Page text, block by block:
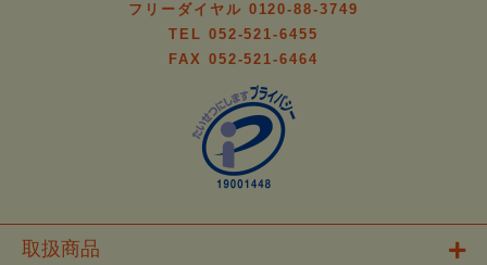
フリーダイヤル 0120-88-3749
TEL 052-521-6455
FAX 052-521-6464
取扱商品